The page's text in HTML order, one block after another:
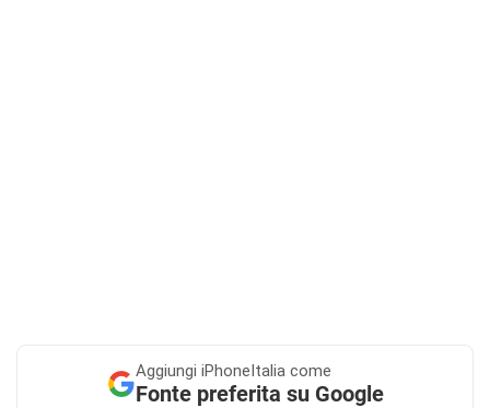
Aggiungi iPhoneItalia come
Fonte preferita su Google